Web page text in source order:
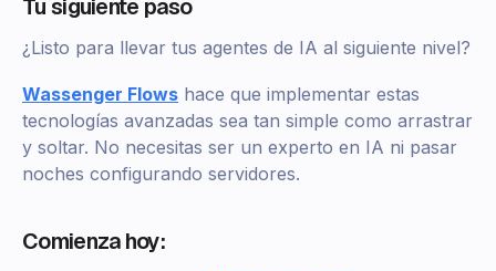
Tu siguiente paso
¿Listo para llevar tus agentes de IA al siguiente nivel?
Wassenger Flows hace que implementar estas
tecnologías avanzadas sea tan simple como arrastrar
y soltar. No necesitas ser un experto en IA ni pasar
noches configurando servidores.
Comienza hoy: